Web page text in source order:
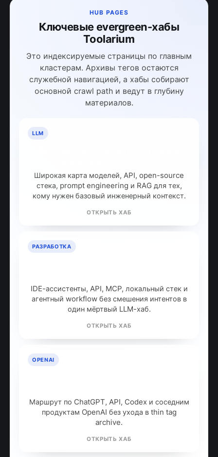
HUB PAGES
Ключевые evergreen-хабы
Toolarium
Это индексируемые страницы по главным
кластерам. Архивы тегов остаются
служебной навигацией, а хабы собирают
основной crawl path и ведут в глубину
материалов.
LLM
Широкая карта моделей, API, open-source
стека, prompt engineering и RAG для тех,
кому нужен базовый инженерный контекст.
ОТКРЫТЬ ХАБ
РАЗРАБОТКА
IDE-ассистенты, API, MCP, локальный стек и
агентный workflow без смешения интентов в
один мёртвый LLM-хаб.
ОТКРЫТЬ ХАБ
OPENAI
Маршрут по ChatGPT, API, Codex и соседним
продуктам OpenAI без ухода в thin tag
archive.
ОТКРЫТЬ ХАБ